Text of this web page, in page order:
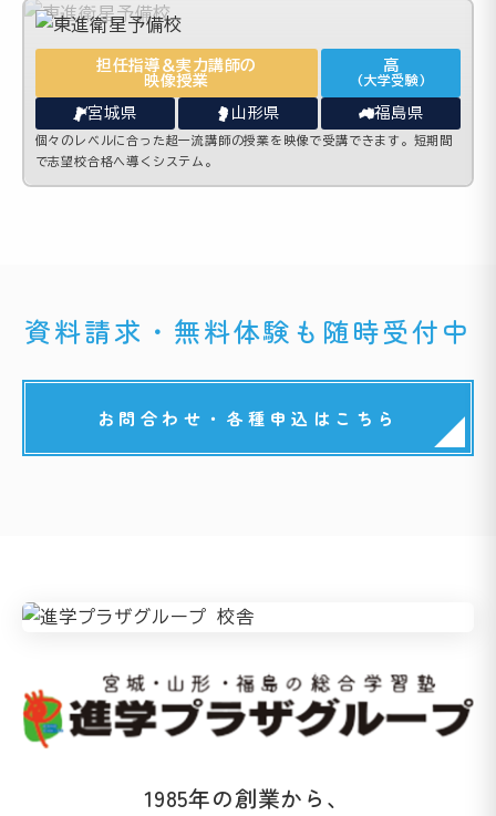
担任指導＆実力講師の
映像授業
高
(大学受験)
宮城県 山形県 福島県
個々のレベルに合った超一流講師の授業を映像で受講できます。短期間
で志望校合格へ導くシステム。
資料請求・無料体験も随時受付中
お問合わせ・各種申込はこちら
1985年の創業から、